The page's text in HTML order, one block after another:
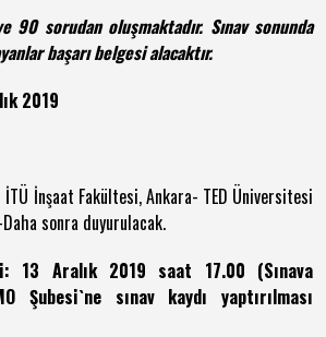
90 sorudan oluşmaktadır. Sınav sonunda
başarı belgesi alacaktır.
2019
İnşaat Fakültesi, Ankara- TED Üniversitesi
sonra duyurulacak.
13 Aralık 2019 saat 17.00 (Sınava
Şubesi`ne sınav kaydı yaptırılması